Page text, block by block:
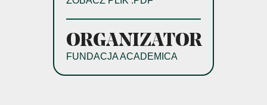
ORGANIZATOR
FUNDACJA ACADEMICA